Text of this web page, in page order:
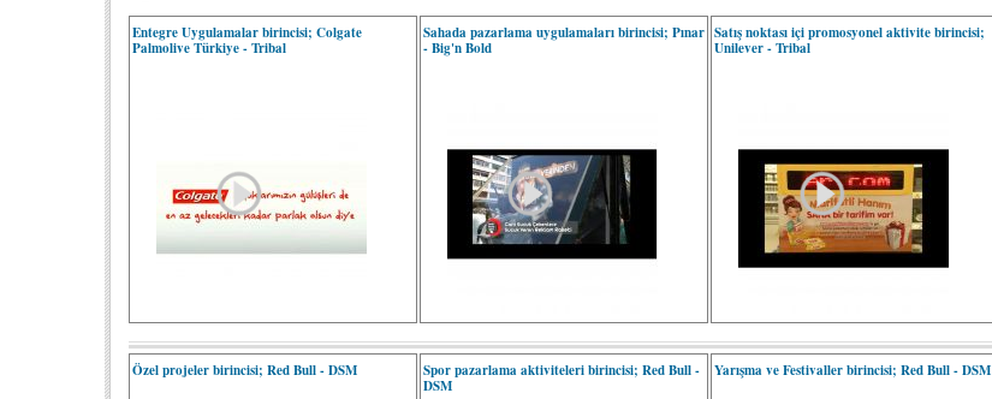
Entegre Uygulamalar birincisi; Colgate
Palmolive Türkiye - Tribal
Sahada pazarlama uygulamaları birincisi; Pınar
- Big'n Bold
Satış noktası içi promosyonel aktivite birincisi;
Unilever - Tribal
Özel projeler birincisi; Red Bull - DSM
Spor pazarlama aktiviteleri birincisi; Red Bull -
DSM
Yarışma ve Festivaller birincisi; Red Bull - DSM